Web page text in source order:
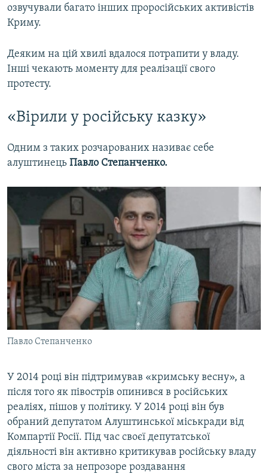
озвучували багато інших проросійських активістів
Криму.
Деяким на цій хвилі вдалося потрапити у владу.
Інші чекають моменту для реалізації свого
протесту.
«Вірили у російську казку»
Одним з таких розчарованих називає себе
алуштинець Павло Степанченко.
Павло Степанченко
У 2014 році він підтримував «кримську весну», а
після того як півострів опинився в російських
реаліях, пішов у політику. У 2014 році він був
обраний депутатом Алуштинської міськради від
Компартії Росії. Під час своєї депутатської
діяльності він активно критикував російську владу
свого міста за непрозоре роздавання